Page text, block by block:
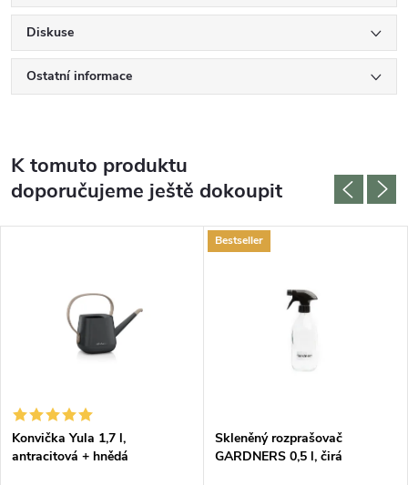
Diskuse
Ostatní informace
K tomuto produktu
doporučujeme ještě dokoupit
Konvička Yula 1,7 l,
antracitová + hnědá
Bestseller
Skleněný rozprašovač
GARDNERS 0,5 l, čirá